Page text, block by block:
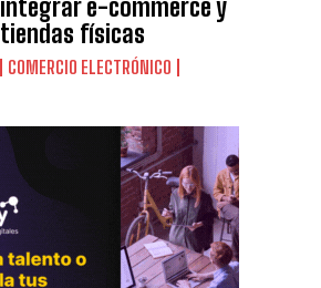
integrar e-commerce y
tiendas físicas
COMERCIO ELECTRÓNICO